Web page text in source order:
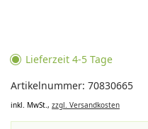
Lieferzeit 4-5 Tage
Artikelnummer: 70830665
inkl. MwSt., zzgl. Versandkosten